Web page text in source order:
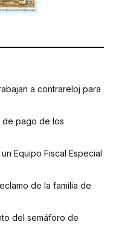
a contrareloj para
de pago de los
Equipo Fiscal Especial
de la familia de
del semáforo de